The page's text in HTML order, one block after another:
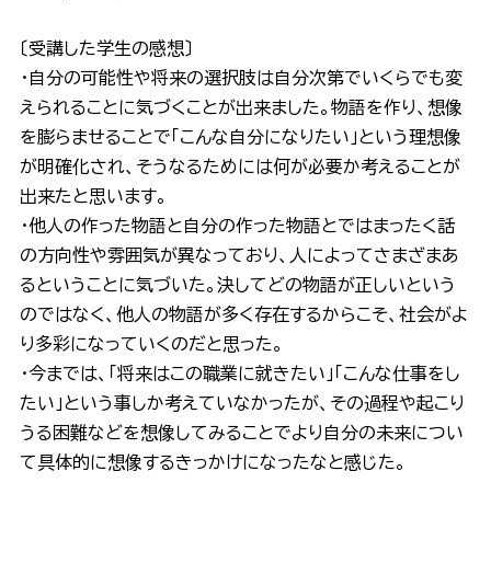
〔受講した学生の感想〕
・自分の可能性や将来の選択肢は自分次第でいくらでも変
えられることに気づくことが出来ました。物語を作り、想像
を膨らませることで「こんな自分になりたい」という理想像
が明確化され、そうなるためには何が必要か考えることが
出来たと思います。
・他人の作った物語と自分の作った物語とではまったく話
の方向性や雰囲気が異なっており、人によってさまざまあ
るということに気づいた。決してどの物語が正しいという
のではなく、他人の物語が多く存在するからこそ、社会がよ
り多彩になっていくのだと思った。
・今までは、「将来はこの職業に就きたい」「こんな仕事をし
たい」という事しか考えていなかったが、その過程や起こり
うる困難などを想像してみることでより自分の未来につい
て具体的に想像するきっかけになったなと感じた。